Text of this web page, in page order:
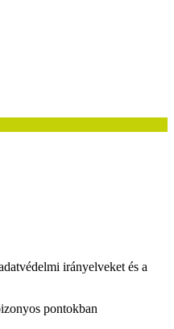
irányelveket és a
pontokban